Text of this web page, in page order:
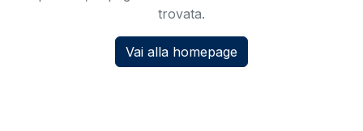
trovata.
Vai alla homepage